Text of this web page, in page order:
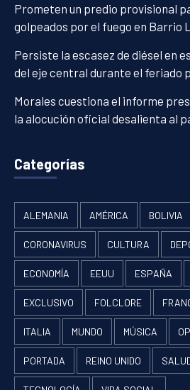
Prometen un predio provisional
golpeados por el fuego en Barrio
Persiste la escasez de diésel en
del eje central durante el feriado
Morales cuestiona el informe
la alocución oficial desalienta al
Categorías
ALEMANIA AMÉRICA BOLIVIA
CORONAVIRUS CULTURA
ECONOMÍA EEUU ESPAÑA
EXCLUSIVO FOLCLORE
ITALIA MUNDO MÚSICA
PORTADA REINO UNIDO